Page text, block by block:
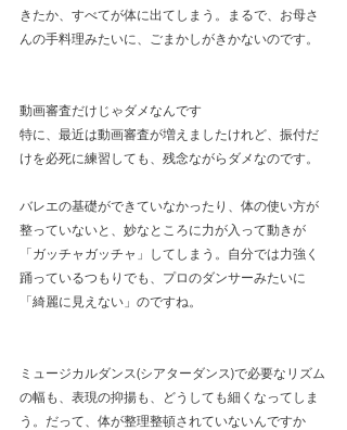
きたか、すべてが体に出てしまう。まるで、お母さ
んの手料理みたいに、ごまかしがきかないのです。
動画審査だけじゃダメなんです
特に、最近は動画審査が増えましたけれど、振付だ
けを必死に練習しても、残念ながらダメなのです。
バレエの基礎ができていなかったり、体の使い方が
整っていないと、妙なところに力が入って動きが
「ガッチャガッチャ」してしまう。自分では力強く
踊っているつもりでも、プロのダンサーみたいに
「綺麗に見えない」のですね。
ミュージカルダンス(シアターダンス)で必要なリズム
の幅も、表現の抑揚も、どうしても細くなってしま
う。だって、体が整理整頓されていないんですか